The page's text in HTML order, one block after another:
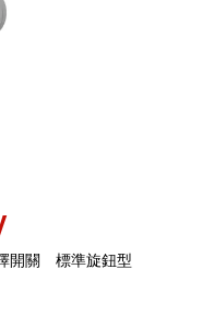
開關 標準旋鈕型